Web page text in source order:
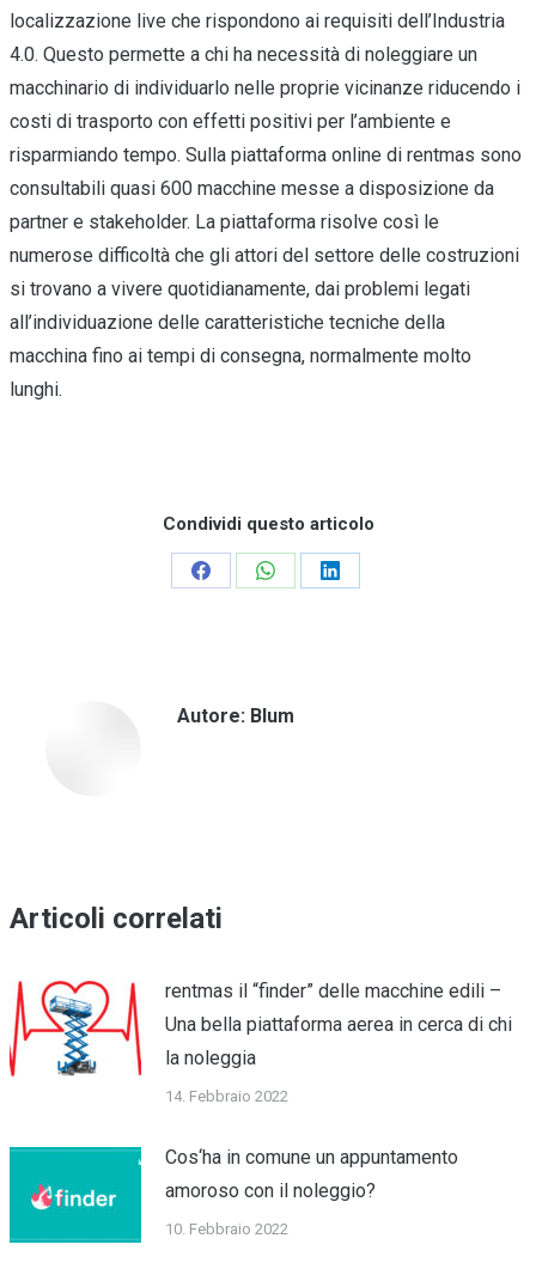
localizzazione live che rispondono ai requisiti dell’Industria
4.0. Questo permette a chi ha necessità di noleggiare un
macchinario di individuarlo nelle proprie vicinanze riducendo i
costi di trasporto con effetti positivi per l’ambiente e
risparmiando tempo. Sulla piattaforma online di rentmas sono
consultabili quasi 600 macchine messe a disposizione da
partner e stakeholder. La piattaforma risolve così le
numerose difficoltà che gli attori del settore delle costruzioni
si trovano a vivere quotidianamente, dai problemi legati
all’individuazione delle caratteristiche tecniche della
macchina fino ai tempi di consegna, normalmente molto
lunghi.
Condividi questo articolo
CondividiCondividiCondividi
Autore: Blum
Articoli correlati
rentmas il “finder” delle macchine edili –
Una bella piattaforma aerea in cerca di chi
la noleggia
14. Febbraio 2022
Cos‘ha in comune un appuntamento
amoroso con il noleggio?
10. Febbraio 2022